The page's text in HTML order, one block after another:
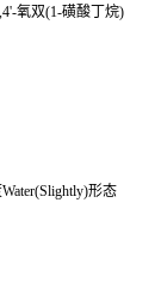
氧双(1-磺酸丁烷)
形态